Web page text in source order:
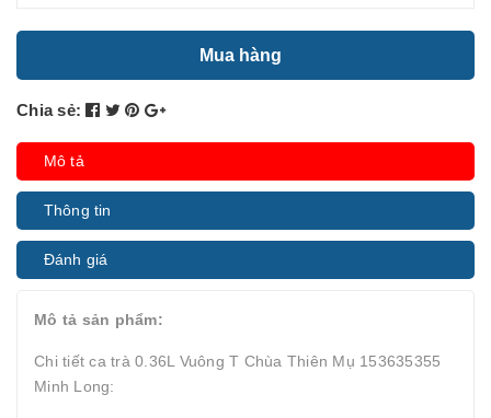
Mua hàng
Chia sẻ:
Mô tả
Thông tin
Đánh giá
Mô tả sản phẩm:
Chi tiết ca trà 0.36L Vuông T Chùa Thiên Mụ 153635355
Minh Long: